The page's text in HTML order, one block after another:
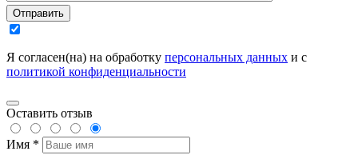
Отправить
Я согласен(на) на обработку персональных данных и с
политикой конфиденциальности
Оставить отзыв
Имя *